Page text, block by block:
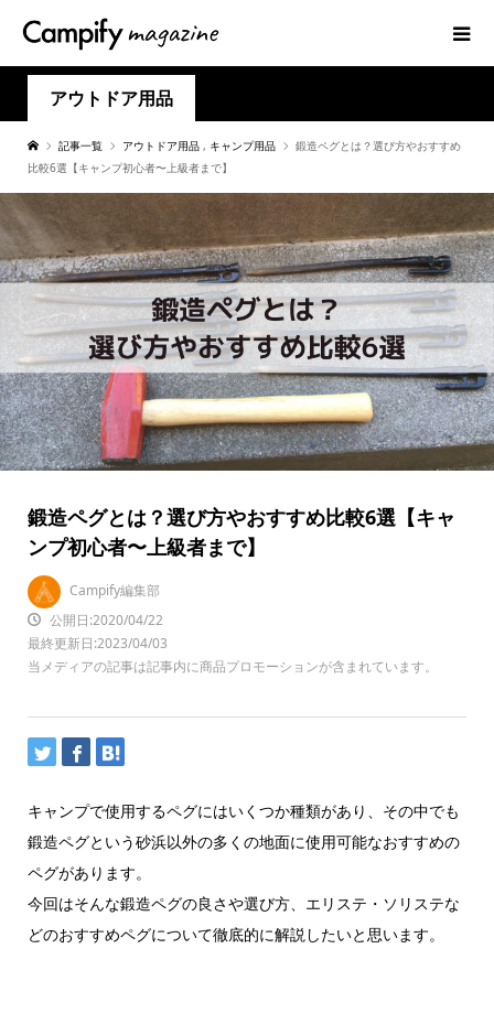
アウトドア用品
記事一覧 アウトドア用品 , キャンプ用品
鍛造ペグとは？選び方やおすすめ
比較6選【キャンプ初心者〜上級者まで】
鍛造ペグとは？選び方やおすすめ比較6選【キャ
ンプ初心者〜上級者まで】
Campify編集部
公開日:2020/04/22
最終更新日:2023/04/03
当メディアの記事は記事内に商品プロモーションが含まれています。
キャンプで使用するペグにはいくつか種類があり、その中でも
鍛造ペグという砂浜以外の多くの地面に使用可能なおすすめの
ペグがあります。
今回はそんな鍛造ペグの良さや選び方、エリステ・ソリステな
どのおすすめペグについて徹底的に解説したいと思います。